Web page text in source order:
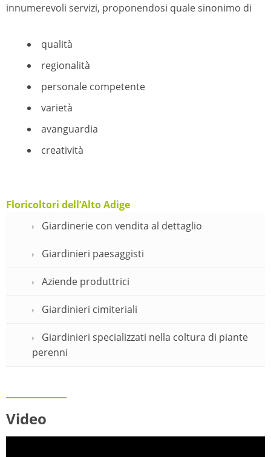
innumerevoli servizi, proponendosi quale sinonimo di
qualità
regionalità
personale competente
varietà
avanguardia
creatività
Floricoltori dell’Alto Adige
Giardinerie con vendita al dettaglio
Giardinieri paesaggisti
Aziende produttrici
Giardinieri cimiteriali
Giardinieri specializzati nella coltura di piante
perenni
Video